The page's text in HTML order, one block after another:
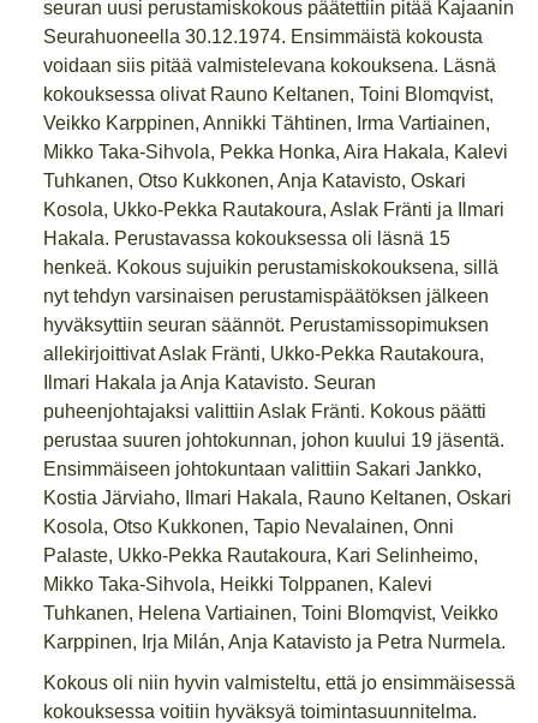
seuran uusi perustamiskokous päätettiin pitää Kajaanin
Seurahuoneella 30.12.1974. Ensimmäistä kokousta
voidaan siis pitää valmistelevana kokouksena. Läsnä
kokouksessa olivat Rauno Keltanen, Toini Blomqvist,
Veikko Karppinen, Annikki Tähtinen, Irma Vartiainen,
Mikko Taka-Sihvola, Pekka Honka, Aira Hakala, Kalevi
Tuhkanen, Otso Kukkonen, Anja Katavisto, Oskari
Kosola, Ukko-Pekka Rautakoura, Aslak Fränti ja Ilmari
Hakala. Perustavassa kokouksessa oli läsnä 15
henkeä. Kokous sujuikin perustamiskokouksena, sillä
nyt tehdyn varsinaisen perustamispäätöksen jälkeen
hyväksyttiin seuran säännöt. Perustamissopimuksen
allekirjoittivat Aslak Fränti, Ukko-Pekka Rautakoura,
Ilmari Hakala ja Anja Katavisto. Seuran
puheenjohtajaksi valittiin Aslak Fränti. Kokous päätti
perustaa suuren johtokunnan, johon kuului 19 jäsentä.
Ensimmäiseen johtokuntaan valittiin Sakari Jankko,
Kostia Järviaho, Ilmari Hakala, Rauno Keltanen, Oskari
Kosola, Otso Kukkonen, Tapio Nevalainen, Onni
Palaste, Ukko-Pekka Rautakoura, Kari Selinheimo,
Mikko Taka-Sihvola, Heikki Tolppanen, Kalevi
Tuhkanen, Helena Vartiainen, Toini Blomqvist, Veikko
Karppinen, Irja Milán, Anja Katavisto ja Petra Nurmela.
Kokous oli niin hyvin valmisteltu, että jo ensimmäisessä
kokouksessa voitiin hyväksyä toimintasuunnitelma.